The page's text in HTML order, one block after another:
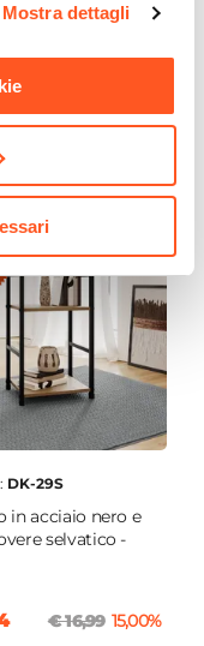
invita a leggere la
Mostra dettagli
angolare 80x185 h
DK-29S
in acciaio nero e
selvatico -
€ 16,99 15,00%